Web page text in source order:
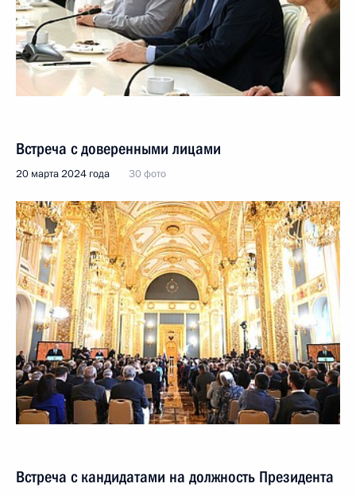
Встреча с доверенными лицами
20 марта 2024 года 30 фото
Встреча с кандидатами на должность Президента